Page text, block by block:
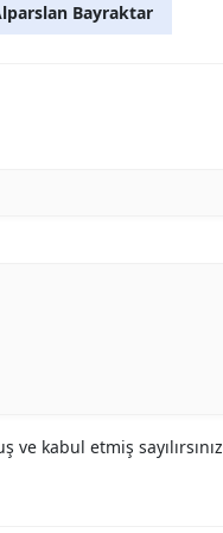
Bayraktar
ve kabul etmiş sayılırsınız